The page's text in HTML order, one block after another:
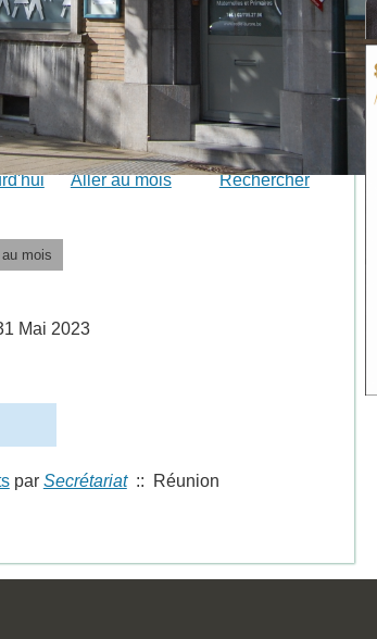
Aller au mois Rechercher
mois
Mai 2023
par Secrétariat:: Réunion